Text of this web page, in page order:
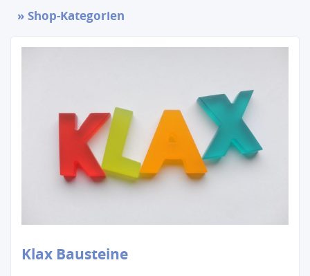
Shop-Kategorien
Klax Bausteine